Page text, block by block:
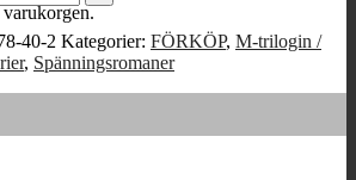
40-2 Kategorier: FÖRKÖP, M-trilogin /
, Spänningsromaner